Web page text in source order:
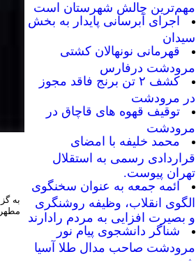
مهم‌ترین چالش شهرستان است
اجرای آبرسانی پایدار به بخش
سیدان
قهرمانی نونهالان کشتی
مرودشت درفارس
کشف ۲ تن برنج فاقد مجوز
در مرودشت
توقیف قهوه های قاچاق در
مرودشت
محمد خلیفه با امضای
قراردادی رسمی به استقلال
تهران پیوست.
ائمه جمعه به عنوان سخنگوی
الگوی انقلاب، وظیفه روشنگری
و بصیرت افزایی به مردم رادارند
شناگر دانشجوی پیام نور
مرودشت صاحب مدال طلا آسیا
به